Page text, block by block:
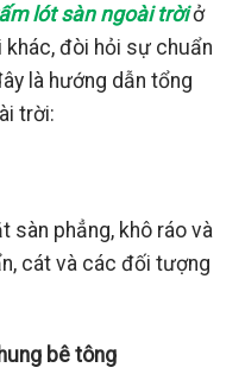
lót sàn ngoài trờiở
khác, đòi hỏi sự chuẩn
là hướng dẫn tổng
trời:
sàn phẳng, khô ráo và
cát và các đối tượng
bê tông